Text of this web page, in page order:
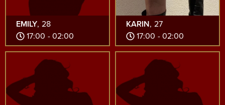
EMILY, 28
17:00 - 02:00
KARIN, 27
17:00 - 02:00